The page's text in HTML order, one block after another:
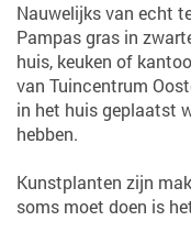
Nauwelijks van echt
Pampas gras in
huis, keuken of
van Tuincentrum
in het huis geplaatst
hebben.
Kunstplanten zijn
soms moet doen is